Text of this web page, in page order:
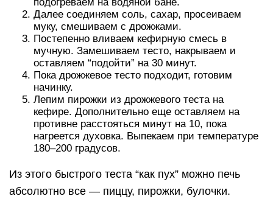
Далее соединяем соль, сахар, просеиваем
муку, смешиваем с дрожжами.
Постепенно вливаем кефирную смесь в
мучную. Замешиваем тесто, накрываем и
оставляем “подойти” на 30 минут.
Пока дрожжевое тесто подходит, готовим
начинку.
Лепим пирожки из дрожжевого теста на
кефире. Дополнительно еще оставляем на
противне расстояться минут на 10, пока
нагреется духовка. Выпекаем при температуре
180–200 градусов.
Из этого быстрого теста “как пух” можно печь
абсолютно все — пиццу, пирожки, булочки.